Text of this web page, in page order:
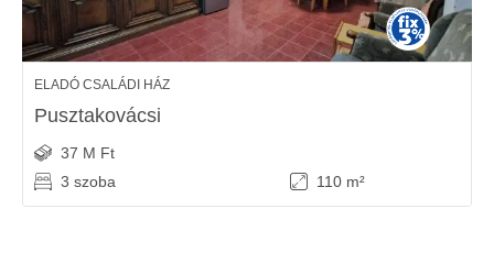
ELADÓ CSALÁDI HÁZ
Pusztakovácsi
37 M Ft
3 szoba
110 m²